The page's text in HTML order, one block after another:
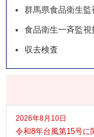
2026年8月10日
令和8年台風第15号に
群馬県食品衛生監
食品衛生一斉監視
収去検査